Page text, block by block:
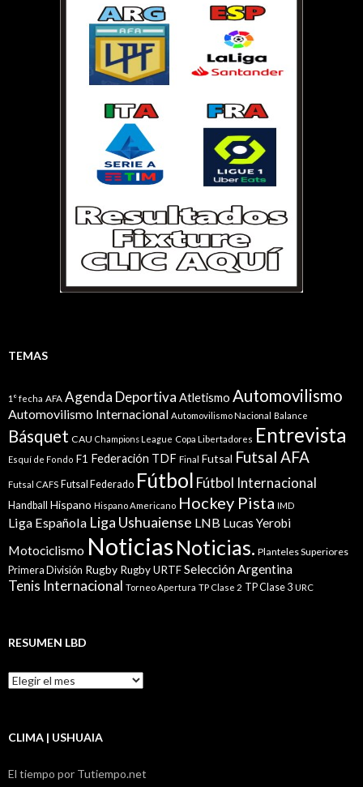
TEMAS
1° fecha AFA Agenda Deportiva Atletismo Automovilismo
Automovilismo Internacional Automovilismo Nacional Balance
Básquet CAU Champions League Copa Libertadores Entrevista
Esquí de Fondo F1 Federación TDF Final Futsal Futsal AFA
Futsal CAFS Futsal Federado Fútbol Fútbol Internacional
Handball Hispano Hispano Americano Hockey Pista IMD
Liga Española Liga Ushuaiense LNB Lucas Yerobi
Motociclismo Noticias Noticias. Planteles Superiores
Primera División Rugby Rugby URTFSelección Argentina
Tenis Internacional Torneo Apertura TP Clase 2 TP Clase 3 URC
RESUMEN LBD
Resumen
LBD
CLIMA | USHUAIA
El tiempo por Tutiempo.net